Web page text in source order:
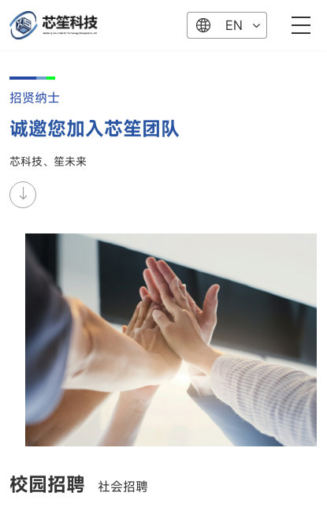
EN
招贤纳士
诚邀您加入芯笙团队
芯科技、笙未来
校园招聘 社会招聘